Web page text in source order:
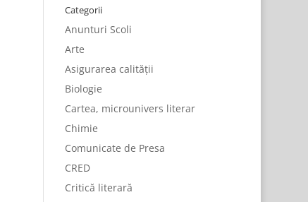
Categorii
Anunturi Scoli
Arte
Asigurarea calității
Biologie
Cartea, microunivers literar
Chimie
Comunicate de Presa
CRED
Critică literară